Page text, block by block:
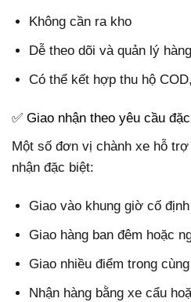
Không cần ra kho
Dễ theo dõi và quản lý
Có thể kết hợp thu hộ
✅ Giao nhận theo yêu cầu
Một số đơn vị chành xe hỗ
nhận đặc biệt:
Giao vào khung giờ cố
Giao hàng ban đêm hoặc
Giao nhiều điểm trong
Nhận hàng bằng xe cẩu